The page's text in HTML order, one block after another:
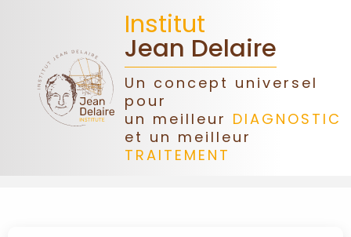
Institut
Jean Delaire
Un concept universel
pour
un meilleur DIAGNOSTIC
et un meilleur
TRAITEMENT
ACCUEIL